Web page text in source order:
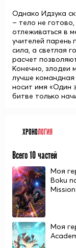
Однако Идзука
– тело не
отлеживаться в
учителей парень
сила, а светлая
расчет
Конечно, злодеи
лучше
носит имя «Один
битве только
ХРОНОЛОГИЯ
Всего 10 частей
Моя
Boku
Mission
Моя